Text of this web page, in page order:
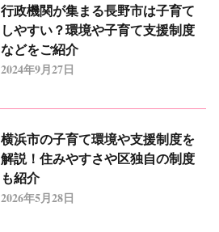
行政機関が集まる長野市は子育て
しやすい？環境や子育て支援制度
などをご紹介
2024年9月27日
横浜市の子育て環境や支援制度を
解説！住みやすさや区独自の制度
も紹介
2026年5月28日